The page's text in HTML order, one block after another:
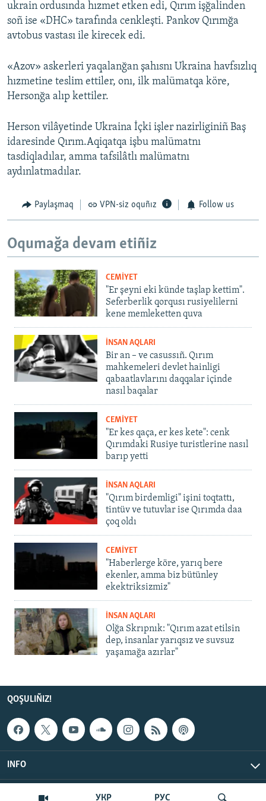
УКР РУС
ukrain ordusında hızmet etken edi, Qırım işğalinden
soñ ise «DHC» tarafında cenkleşti. Pankov Qırımğa
avtobus vastası ile kirecek edi.
«Azov» askerleri yaqalanğan şahısnı Ukraina havfsızlıq
hızmetine teslim ettiler, onı, ilk malümatqa köre,
Hersonğa alıp kettiler.
Herson vilâyetinde Ukraina İçki işler nazirliginiñ Baş
idaresinde Qırım.Aqiqatqa işbu malümatnı
tasdiqladılar, amma tafsilâtlı malümatnı
aydınlatmadılar.
Paylaşmaq VPN-siz oquñız Follow us
Oqumağa devam etiñiz
CEMİYET
"Er şeyni eki künde taşlap kettim".
Seferberlik qorqusı rusiyelilerni
kene memleketten quva
İNSAN AQLARI
Bir an – ve casussıñ. Qırım
mahkemeleri devlet hainligi
qabaatlavlarını daqqalar içinde
nasıl baqalar
CEMİYET
"Er kes qaça, er kes kete": cenk
Qırımdaki Rusiye turistlerine nasıl
barıp yetti
İNSAN AQLARI
"Qırım birdemligi" işini toqtattı,
tintüv ve tutuvlar ise Qırımda daa
çoq oldı
CEMİYET
"Haberlerge köre, yarıq bere
ekenler, amma biz bütünley
ekektriksizmiz"
İNSAN AQLARI
Olğa Skrıpnık: "Qırım azat etilsin
dep, insanlar yarıqsız ve suvsuz
yaşamağa azırlar"
QOŞULIÑIZ!
INFO
© Qırım.Aqiqat, 2026 | All Rights Reserved.